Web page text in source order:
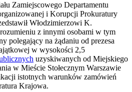
Zamiejscowego Departamentu
i Korupcji Prokuratury
Włodzimierzowi K.
z innymi osobami w tym
polegający na żądaniu od prezesa
w wysokości 2,5
uzyskiwanych od Miejskiego
w Mieście Stołecznym Warszawie
istotnych warunków zamówień
Krajowa.